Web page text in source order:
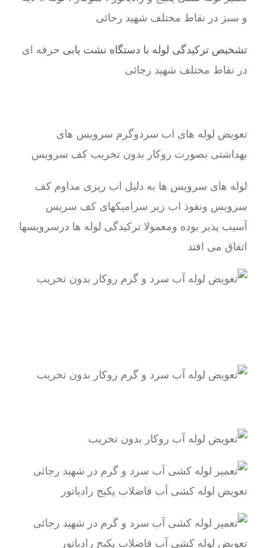
و سبز در نقاط مختلف شهید رجائی
تشخیص ترکیدگی لوله با دستگاه نشت یابی حرفه ای
در نقاط مختلف شهید رجائی
تعویض لوله های اب سردوگرم سرویس های
بهداشتی بصورت روکار بدون تخریب کف سرویس
لوله های سرویس ها به دلیل اب ریزی مداوم کف
سرویس ونفوذ اب زیر سرامیکهای کف سریس
آسیب پذیر بوده ومعمولا ترکیدگی لوله ها درسرویسها
اتفاق می افتد